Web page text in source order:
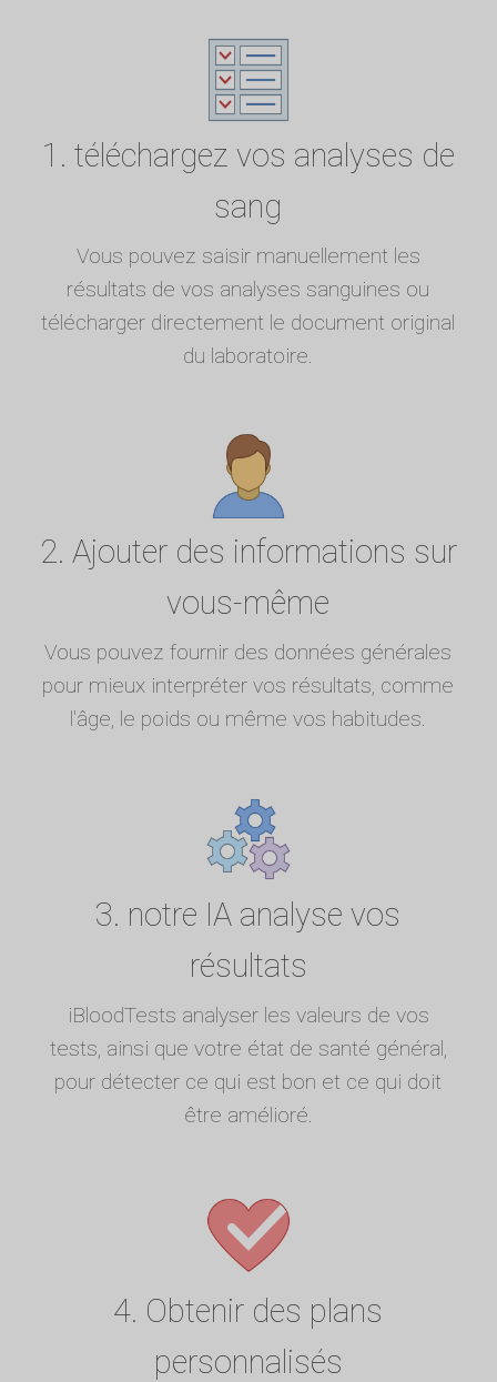
1. téléchargez vos analyses de
sang
Vous pouvez saisir manuellement les
résultats de vos analyses sanguines ou
télécharger directement le document original
du laboratoire.
2. Ajouter des informations sur
vous-même
Vous pouvez fournir des données générales
pour mieux interpréter vos résultats, comme
l'âge, le poids ou même vos habitudes.
3. notre IA analyse vos
résultats
iBloodTests analyser les valeurs de vos
tests, ainsi que votre état de santé général,
pour détecter ce qui est bon et ce qui doit
être amélioré.
4. Obtenir des plans
personnalisés